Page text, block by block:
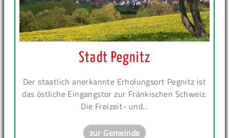
Stadt Pegnitz
Der staatlich anerkannte Erholungsort Pegnitz ist
das östliche Eingangstor zur Fränkischen Schweiz.
Die Freizeit- und...
zur Gemeinde